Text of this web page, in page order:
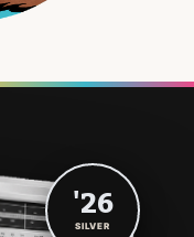
'26
SILVER